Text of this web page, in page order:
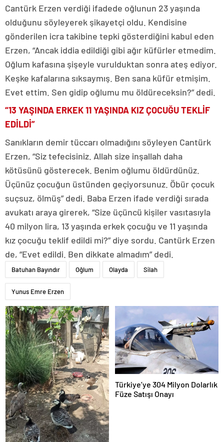
Cantürk Erzen verdiği ifadede oğlunun 23 yaşında
olduğunu söyleyerek şikayetçi oldu. Kendisine
gönderilen icra takibine tepki gösterdiğini kabul eden
Erzen, “Ancak iddia edildiği gibi ağır küfürler etmedim.
Oğlum kafasına şişeyle vurulduktan sonra ateş ediyor.
Keşke kafalarına sıksaymış. Ben sana küfür etmişim.
Evet ettim. Sen gidip oğlumu mu öldüreceksin?” dedi.
“13 YAŞINDA ERKEK 11 YAŞINDA KIZ ÇOCUĞU TEKLİF
EDİLDİ”
Sanıkların demir tüccarı olmadığını söyleyen Cantürk
Erzen, “Siz tefecisiniz. Allah size inşallah daha
kötüsünü gösterecek. Benim oğlumu öldürdünüz.
Üçünüz çocuğun üstünden geçiyorsunuz. Öbür çocuk
suçsuz, ölmüş” dedi. Baba Erzen ifade verdiği sırada
avukatı araya girerek, “Size üçüncü kişiler vasıtasıyla
40 milyon lira, 13 yaşında erkek çocuğu ve 11 yaşında
kız çocuğu teklif edildi mi?” diye sordu. Cantürk Erzen
de, “Evet edildi. Ben dikkate almadım” dedi.
Batuhan Bayındır Oğlum Olayda Silah
Yunus Emre Erzen
Türkiye’ye 304 Milyon Dolarlık
Füze Satışı Onayı